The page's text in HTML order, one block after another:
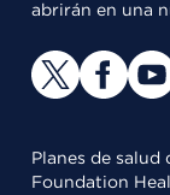
abrirán en una
Planes de salud
Foundation